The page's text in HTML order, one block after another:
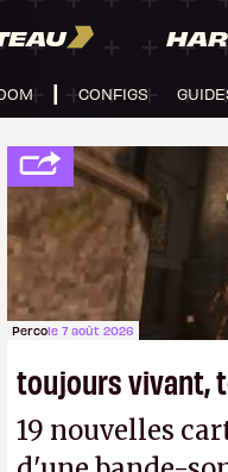
CONFIGS
Percole 7 août 2026
toujours vivant,
19 nouvelles